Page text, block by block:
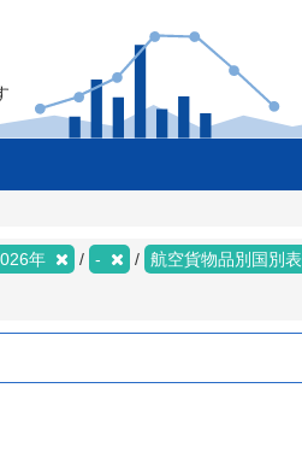
年 - 航空貨物品別国別表